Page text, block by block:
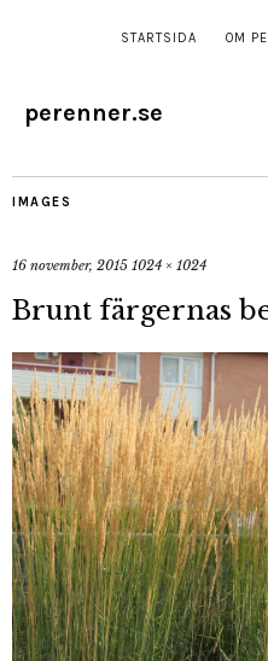
STARTSIDA OM
perenner.se
IMAGES
16 november, 2015 1024 × 1024
Brunt färgernas